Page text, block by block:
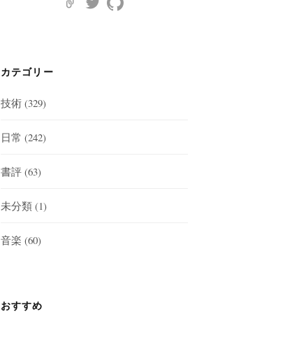
カテゴリー
技術 (329)
日常 (242)
書評 (63)
未分類 (1)
音楽 (60)
おすすめ